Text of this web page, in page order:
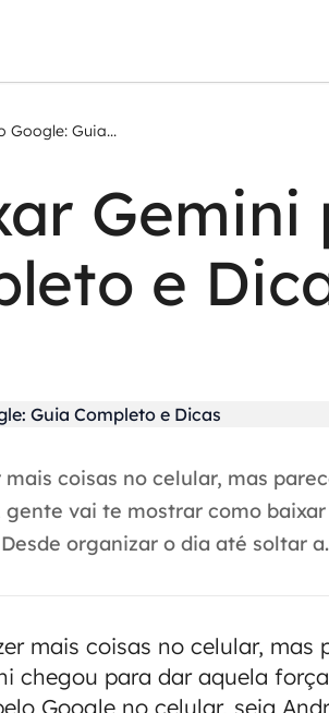
Agentes de IA
Aceleradores de IA
RPA
Google: Guia...
Gemini
e
coisas no celular, mas
vai te mostrar como
organizar o dia até soltar
mais coisas no celular, mas
chegou para dar aquela
Google no celular, seja